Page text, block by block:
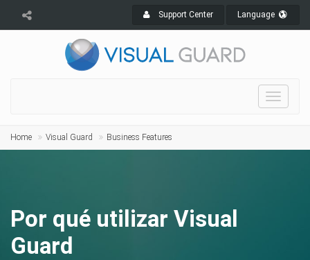
Support Center Language
Toggle
Home Visual Guard Business Features
Por qué utilizar Visual
Guard